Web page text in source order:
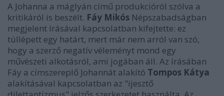
A Johanna a máglyán című produkcióról szólva a
kritikáról is beszélt. Fáy Mikós Népszabadságban
megjelent írásával kapcsolatban kifejtette: ez
túllépett egy határt, mert már nem arról van szó,
hogy a szerző negatív véleményt mond egy
művészeti alkotásról, ami jogában áll. Az írásában
Fáy a címszereplő Johannát alakító Tompos Kátya
alakításával kapcsolatban az "ijesztő